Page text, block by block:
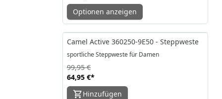
Optionen anzeigen
-35%
Camel Active 360250-9E50 - Steppweste
sportliche Steppweste für Damen
64,95 €*
99,95 €
Hinzufügen